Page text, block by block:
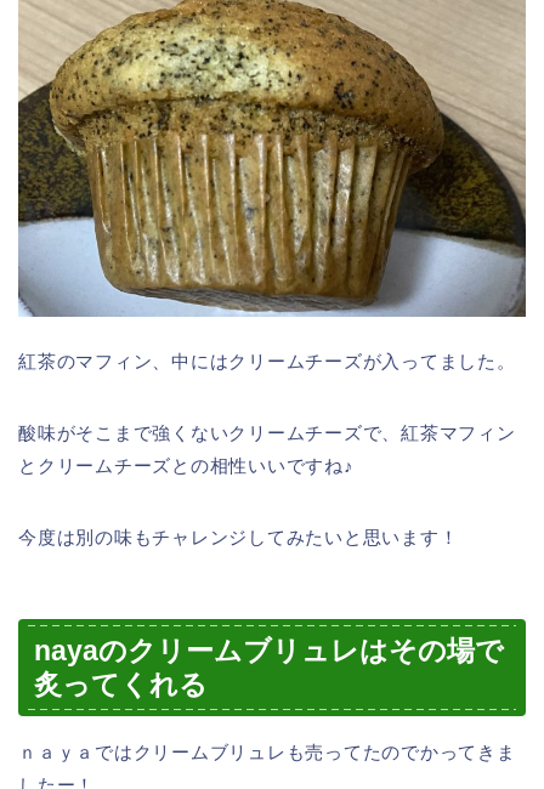
紅茶のマフィン、中にはクリームチーズが入ってました。
酸味がそこまで強くないクリームチーズで、紅茶マフィン
とクリームチーズとの相性いいですね♪
今度は別の味もチャレンジしてみたいと思います！
nayaのクリームブリュレはその場で
炙ってくれる
ｎａｙａではクリームブリュレも売ってたのでかってきま
したー！